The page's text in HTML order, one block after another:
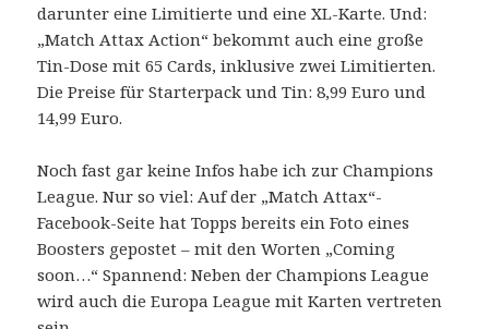
darunter eine Limitierte und eine XL-Karte. Und:
„Match Attax Action“ bekommt auch eine große
Tin-Dose mit 65 Cards, inklusive zwei Limitierten.
Die Preise für Starterpack und Tin: 8,99 Euro und
14,99 Euro.
Noch fast gar keine Infos habe ich zur Champions
League. Nur so viel: Auf der „Match Attax“-
Facebook-Seite hat Topps bereits ein Foto eines
Boosters gepostet – mit den Worten „Coming
soon…“ Spannend: Neben der Champions League
wird auch die Europa League mit Karten vertreten